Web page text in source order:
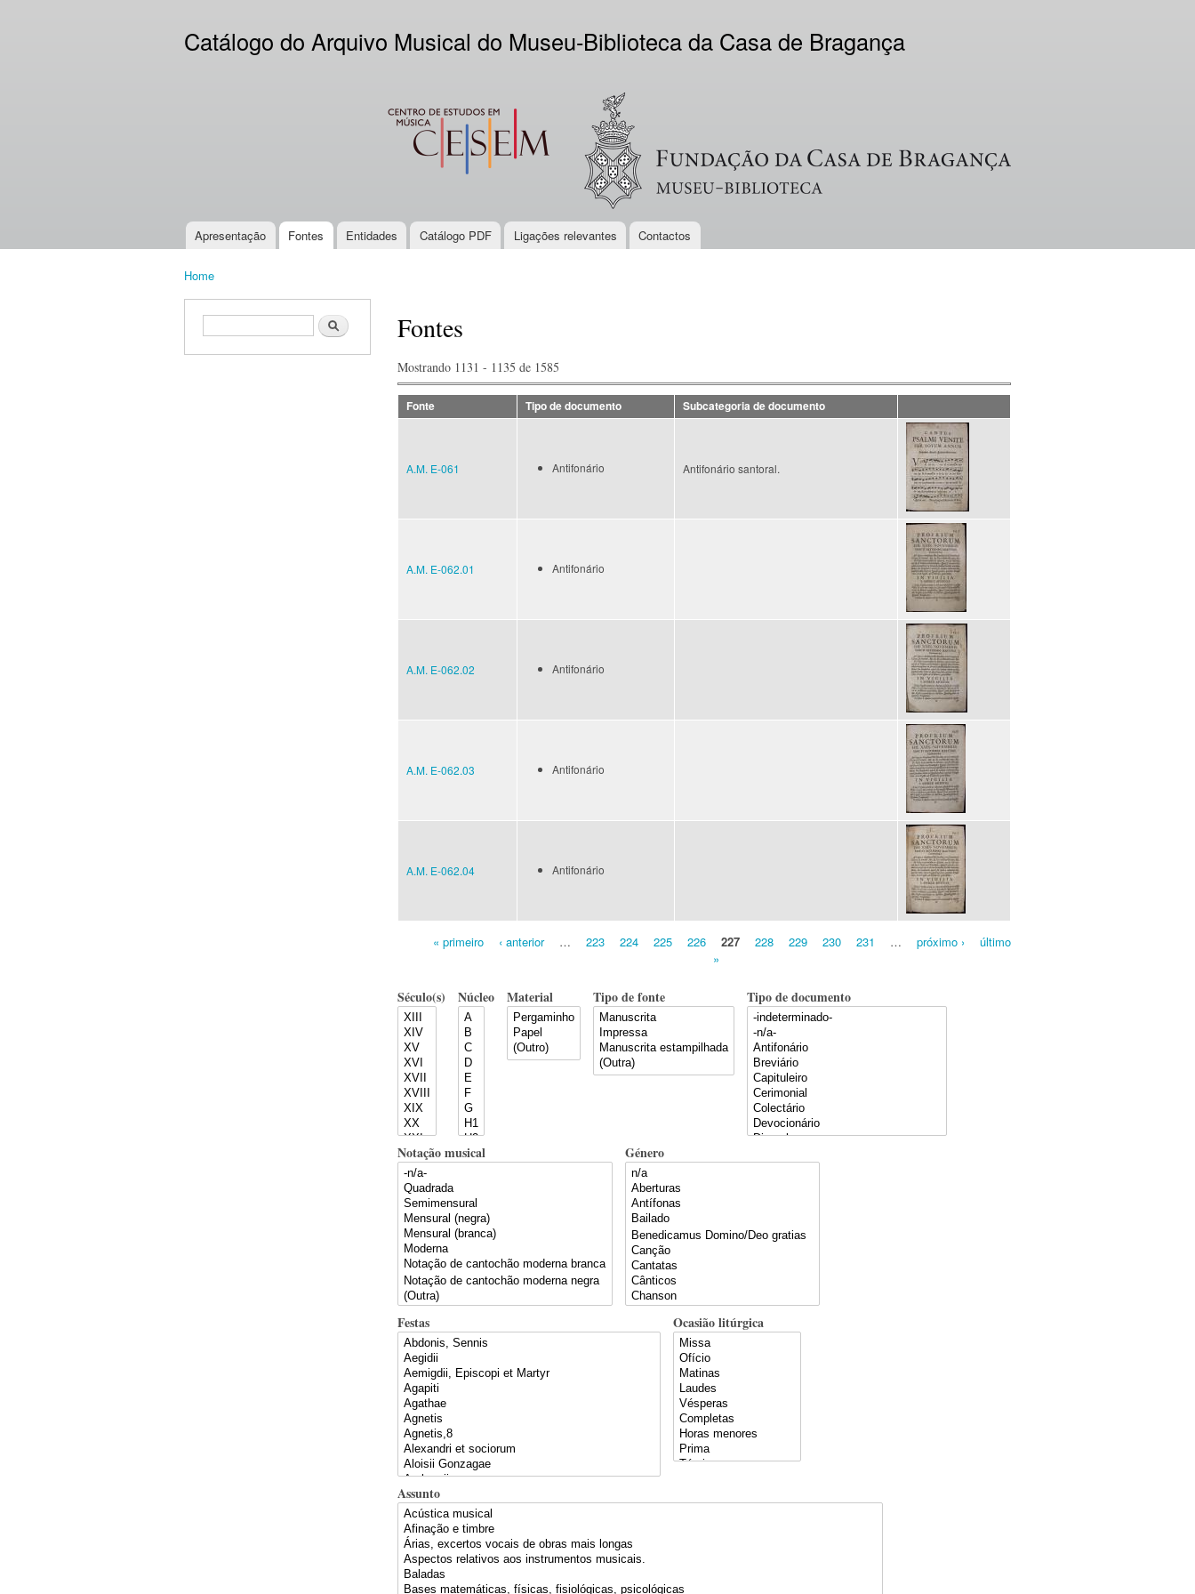
content
Catálogo do Arquivo Musical do Museu-Biblioteca da Casa de Bragança
CESEM Logo VV
Main menu
Apresentação Fontes Entidades Catálogo PDF Ligações relevantes Contactos
Home
Search form Search Fontes
Mostrando 1131 - 1135 de 1585
Fonte Tipo de documento Subcategoria de documento
A.M. E-061 Antifonário Antifonário santoral.
A.M. E-062.01 Antifonário
A.M. E-062.02 Antifonário
A.M. E-062.03 Antifonário
A.M. E-062.04 Antifonário
« primeiro ‹ anterior … 223 224 225 226 227 228 229 230 231 … próximo ›
último
»
Século(s) Núcleo Material Tipo de fonte Tipo de documento
Notação musical Género
Festas Ocasião litúrgica
Assunto